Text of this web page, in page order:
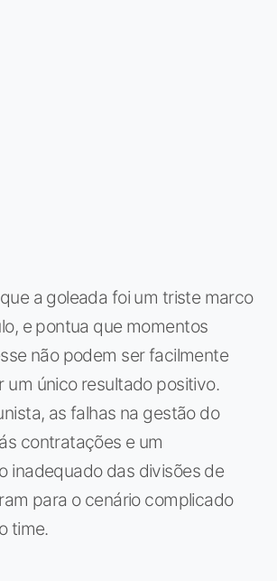
a goleada foi um triste marco
e pontua que momentos
não podem ser facilmente
um único resultado positivo.
as falhas na gestão do
contratações e um
inadequado das divisões de
para o cenário complicado
time.